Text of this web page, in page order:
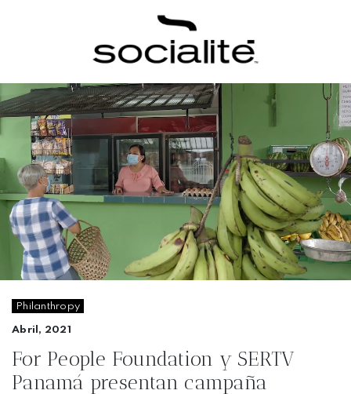
Philanthropy
Abril, 2021
For People Foundation y SERTV
Panamá presentan campaña